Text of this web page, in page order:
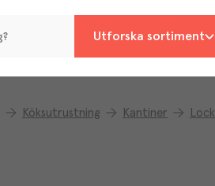
Utforska sortiment
Köksutrustning Kantiner Lock